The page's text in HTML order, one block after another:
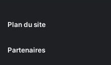
Plan du site
Partenaires